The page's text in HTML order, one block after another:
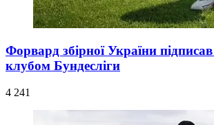
Форвард збірної України
клубом Бундесліги
4 241